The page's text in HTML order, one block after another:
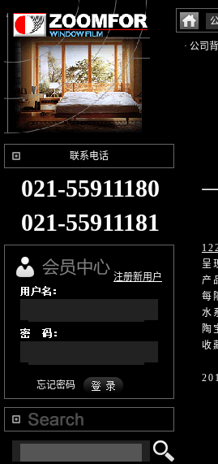
· 公司
联系电话
021-55911180
021-55911181
注册新用户
忘记密码
呈
产
每
水
陶
收